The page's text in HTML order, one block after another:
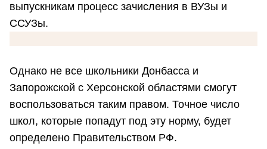
выпускникам процесс зачисления в ВУЗы и
ССУЗы.
Однако не все школьники Донбасса и
Запорожской с Херсонской областями смогут
воспользоваться таким правом. Точное число
школ, которые попадут под эту норму, будет
определено Правительством РФ.